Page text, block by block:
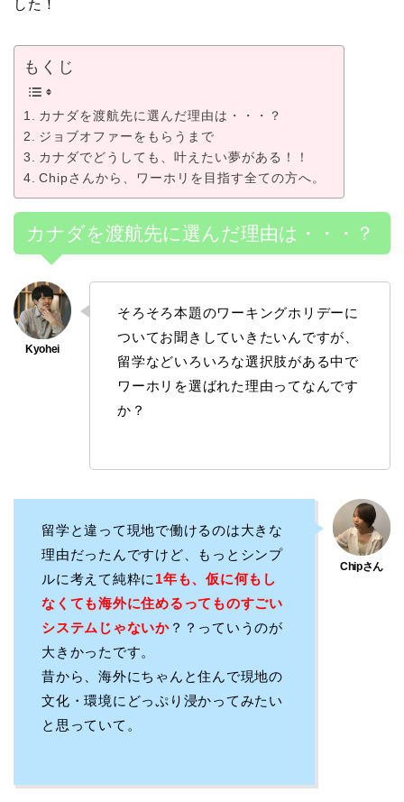
した！
もくじ
カナダを渡航先に選んだ理由は・・・？
ジョブオファーをもらうまで
カナダでどうしても、叶えたい夢がある！！
Chipさんから、ワーホリを目指す全ての方へ。
カナダを渡航先に選んだ理由は・・・？
そろそろ本題のワーキングホリデーに
ついてお聞きしていきたいんですが、
留学などいろいろな選択肢がある中で
ワーホリを選ばれた理由ってなんです
か？
留学と違って現地で働けるのは大きな
理由だったんですけど、もっとシンプ
ルに考えて純粋に 1年も、仮に何もし
なくても海外に住めるってものすごい
システムじゃないか？？っていうのが
大きかったです。
昔から、海外にちゃんと住んで現地の
文化・環境にどっぷり浸かってみたい
と思っていて。